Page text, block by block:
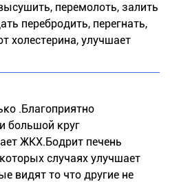
перемолоть, залить
перебродить, перегнать,
холестерина, улучшает
.Благоприятно
большой круг
ЖКХ.Бодрит печень
случаях улучшает
видят то что другие не